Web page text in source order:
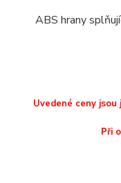
ABS hrany
Uvedené ceny jsou
Při